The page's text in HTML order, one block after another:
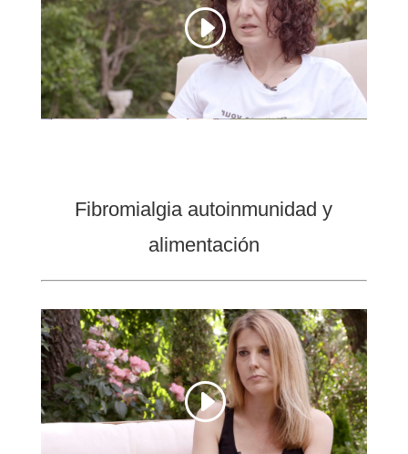
Fibromialgia autoinmunidad y
alimentación